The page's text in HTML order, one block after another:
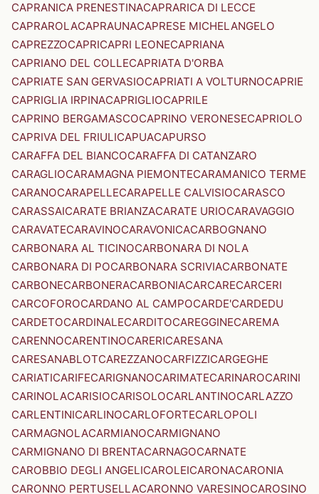
CAPRANICA PRENESTINACAPRARICA DI LECCE
CAPRAROLACAPRAUNACAPRESE MICHELANGELO
CAPREZZOCAPRICAPRI LEONECAPRIANA
CAPRIANO DEL COLLECAPRIATA D'ORBA
CAPRIATE SAN GERVASIOCAPRIATI A VOLTURNOCAPRIE
CAPRIGLIA IRPINACAPRIGLIOCAPRILE
CAPRINO BERGAMASCOCAPRINO VERONESECAPRIOLO
CAPRIVA DEL FRIULICAPUACAPURSO
CARAFFA DEL BIANCOCARAFFA DI CATANZARO
CARAGLIOCARAMAGNA PIEMONTECARAMANICO TERME
CARANOCARAPELLECARAPELLE CALVISIOCARASCO
CARASSAICARATE BRIANZACARATE URIOCARAVAGGIO
CARAVATECARAVINOCARAVONICACARBOGNANO
CARBONARA AL TICINOCARBONARA DI NOLA
CARBONARA DI POCARBONARA SCRIVIACARBONATE
CARBONECARBONERACARBONIACARCARECARCERI
CARCOFOROCARDANO AL CAMPOCARDE'CARDEDU
CARDETOCARDINALECARDITOCAREGGINECAREMA
CARENNOCARENTINOCARERICARESANA
CARESANABLOTCAREZZANOCARFIZZICARGEGHE
CARIATICARIFECARIGNANOCARIMATECARINAROCARINI
CARINOLACARISIOCARISOLOCARLANTINOCARLAZZO
CARLENTINICARLINOCARLOFORTECARLOPOLI
CARMAGNOLACARMIANOCARMIGNANO
CARMIGNANO DI BRENTACARNAGOCARNATE
CAROBBIO DEGLI ANGELICAROLEICARONACARONIA
CARONNO PERTUSELLACARONNO VARESINOCAROSINO